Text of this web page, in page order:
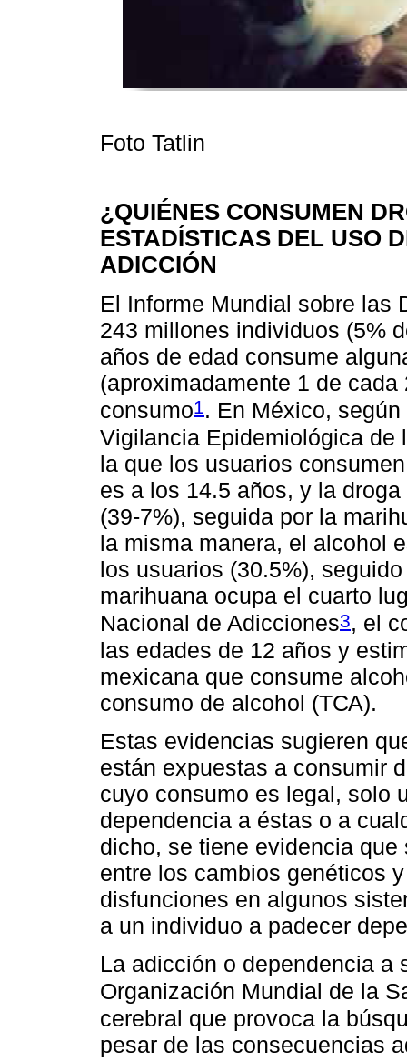
Foto Tatlin
¿QUIÉNES CONSUMEN
ESTADÍSTICAS DEL USO
ADICCIÓN
El Informe Mundial sobre las
243 millones individuos (5%
años de edad consume
(aproximadamente 1 de
consumo1. En México,
Vigilancia Epidemiológica de
la que los usuarios
es a los 14.5 años, y la
(39-7%), seguida por la
la misma manera, el alcohol
los usuarios (30.5%),
marihuana ocupa el cuarto
Nacional de Adicciones3, el
las edades de 12 años y
mexicana que consume
consumo de alcohol (ТСА).
Estas evidencias sugieren
están expuestas a consumir
cuyo consumo es legal, solo
dependencia a éstas o a
dicho, se tiene evidencia
entre los cambios genéticos
disfunciones en algunos
a un individuo a padecer
La adicción o dependencia a
Organización Mundial de la
cerebral que provoca la
pesar de las consecuencias